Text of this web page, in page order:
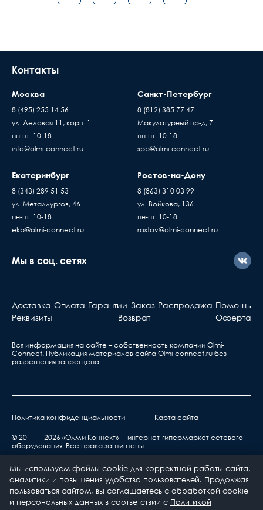
Контакты
Москва
8 (495) 255 14 56
ул. Деловая 11, корп. 1
пн-пт: 10-18
info@olmi-connect.ru
Санкт-Петербург
8 (812) 385 77 47
Макулатурный пр-д, 7
пн-пт: 10-18
spb@olmi-connect.ru
Екатеринбург
8 (343) 289 51 53
ул. Металлургов, 46
пн-пт: 10-18
ekb@olmi-connect.ru
Ростов-на-Дону
8 (863) 310 03 99
ул. Войкова, 136
пн-пт: 10-18
rostov@olmi-connect.ru
Мы в соц. сетях
Доставка Оплата Гарантии Заказ Распродажа Помощь
Реквизиты
Возврат Оферта
Вся информация на сайте – собственность компании Olmi-
Сonnect. Публикация материалов сайта Olmi-connect.ru без
разрешения запрещена.
Политика конфиденциальности Карта сайта
© 2011— 2026 «Олми Коннект»— интернет-гипермаркет сетевого
оборудования. Все права защищены.
Мы используем файлы cookie для корректной работы сайта,
аналитики и повышения удобства пользователей. Продолжая
пользоваться сайтом, вы соглашаетесь с обработкой cookie
и персональных данных в соответствии с Политикой